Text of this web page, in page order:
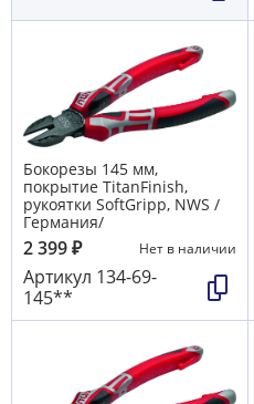
Бокорезы 145 мм,
покрытие TitanFinish,
рукоятки SoftGripp, NWS /
Германия/
2 399₽ Нет в наличии
Артикул 134-69-
145**